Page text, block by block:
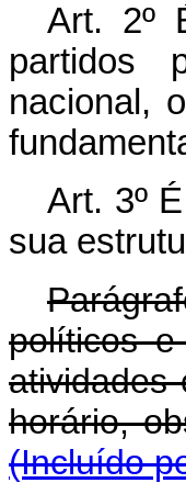
Art. 2º
partidos
nacional,
Art. 3º
sua
políticos
atividades
horário,
(Incluído